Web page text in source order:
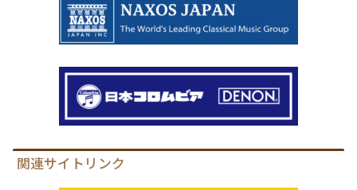
関連サイトリンク